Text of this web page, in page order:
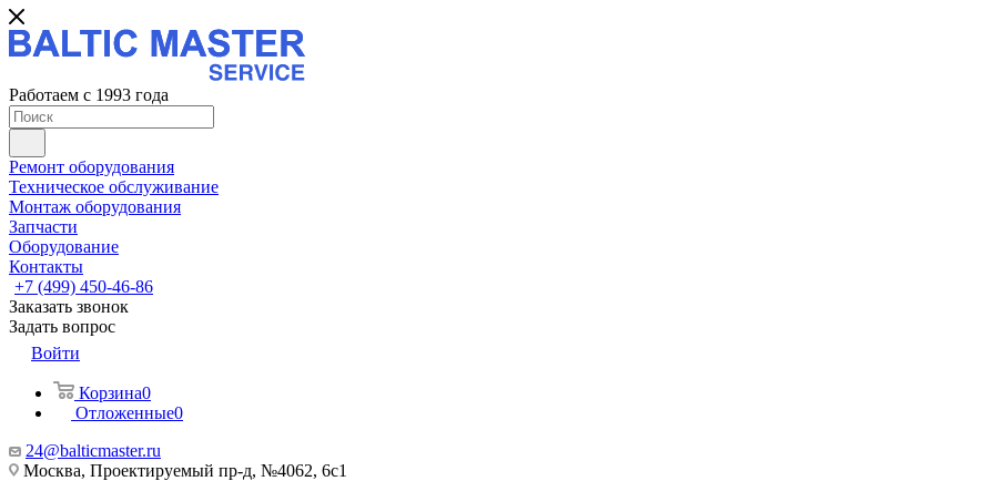
Работаем с 1993 года
Ремонт оборудования
Техническое обслуживание
Монтаж оборудования
Запчасти
Оборудование
Контакты
+7 (499) 450-46-86
Заказать звонок
Задать вопрос
Войти
Корзина0
Отложенные0
24@balticmaster.ru
Москва, Проектируемый пр-д, №4062, 6с1